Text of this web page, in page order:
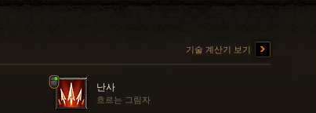
기술 계산기 보기
난사
흐르는 그림자